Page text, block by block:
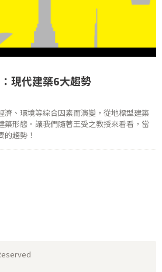
現代建築6大趨勢
濟、環境等綜合因素而演變，從地標型建築
築形態。讓我們隨著王受之教授來看看，當
的趨勢！